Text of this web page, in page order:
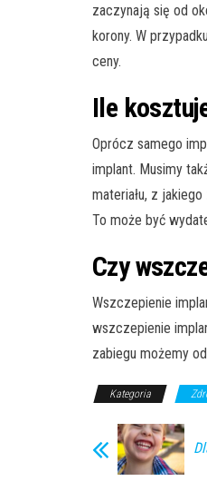
zaczynają się od
korony. W
ceny.
Ile
Oprócz samego
implant. Musimy
materiału, z
To może być
Czy
Wszczepienie
wszczepienie
zabiegu możemy
Kategoria